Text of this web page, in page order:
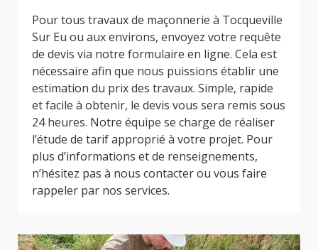
Pour tous travaux de maçonnerie à Tocqueville
Sur Eu ou aux environs, envoyez votre requête
de devis via notre formulaire en ligne. Cela est
nécessaire afin que nous puissions établir une
estimation du prix des travaux. Simple, rapide
et facile à obtenir, le devis vous sera remis sous
24 heures. Notre équipe se charge de réaliser
l’étude de tarif approprié à votre projet. Pour
plus d’informations et de renseignements,
n’hésitez pas à nous contacter ou vous faire
rappeler par nos services.